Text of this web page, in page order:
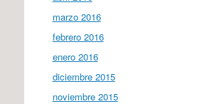
marzo 2016
febrero 2016
enero 2016
diciembre 2015
noviembre 2015